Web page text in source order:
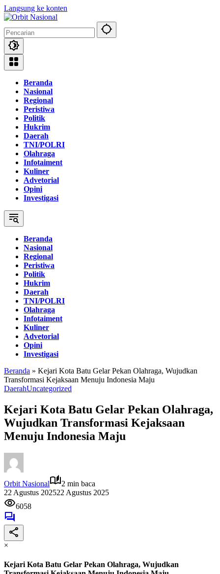
Langsung ke konten
Beranda
Nasional
Regional
Peristiwa
Politik
Hukrim
Daerah
TNI/POLRI
Olahraga
Infotaiment
Kuliner
Advetorial
Opini
Investigasi
Beranda
Nasional
Regional
Peristiwa
Politik
Hukrim
Daerah
TNI/POLRI
Olahraga
Infotaiment
Kuliner
Advetorial
Opini
Investigasi
Beranda » Kejari Kota Batu Gelar Pekan Olahraga, Wujudkan
Transformasi Kejaksaan Menuju Indonesia Maju
DaerahUncategorized
Kejari Kota Batu Gelar Pekan Olahraga,
Wujudkan Transformasi Kejaksaan
Menuju Indonesia Maju
Orbit Nasional
2 min baca
22 Agustus 202522 Agustus 2025
6058
×
Kejari Kota Batu Gelar Pekan Olahraga, Wujudkan